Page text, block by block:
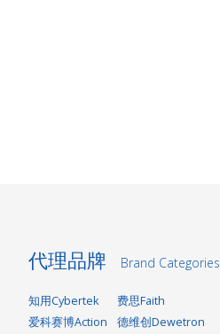
代理品牌 Brand Categories
知用Cybertek
费思Faith
爱科赛博Action
德维创Dewetron